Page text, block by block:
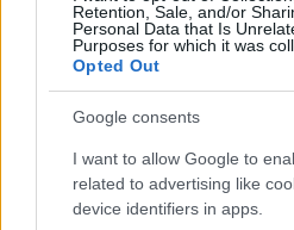
Retention, Sale, and/or
Personal Data that Is
Purposes for which it was
Opted Out
Google consents
I want to allow Google to
related to advertising like
device identifiers in apps.
600 kilometrů za 41
nastoupanými metry.
elitního týmu,
ničem zahambit a část z
tréninků komplet. Nyní
ve Švýcarsku v Davosu ve
do Norska do Sjusjoenu a